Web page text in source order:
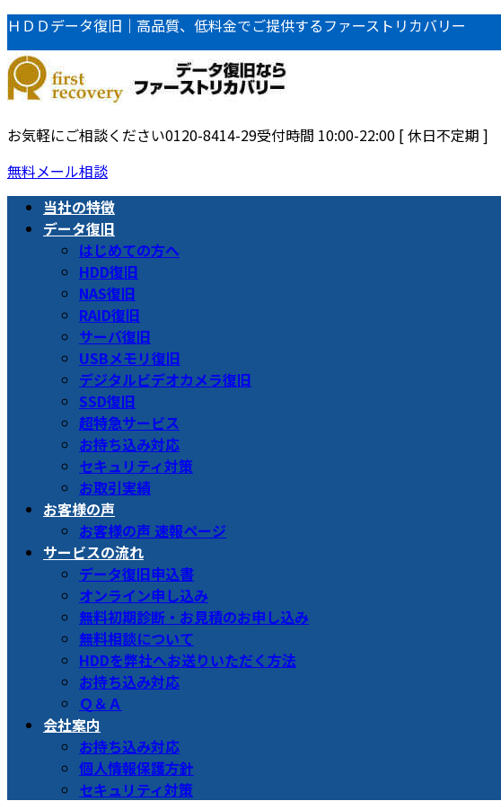
コ
ン
テ
ン
へ
キ
ッ
ナ
ビ
ゲ
ー
ョ
に
移
ＨＤＤデータ復旧｜高品質、低料金でご提供するファーストリカバリー
お気軽にご相談ください0120-8414-29受付時間 10:00-22:00 [ 休日不定期 ]
無料メール相談
当社の特徴
データ復旧
はじめての方へ
HDD復旧
NAS復旧
RAID復旧
サーバ復旧
USBメモリ復旧
デジタルビデオカメラ復旧
SSD復旧
超特急サービス
お持ち込み対応
セキュリティ対策
お取引実績
お客様の声
お客様の声 速報ページ
サービスの流れ
データ復旧申込書
オンライン申し込み
無料初期診断・お見積のお申し込み
無料相談について
HDDを弊社へお送りいただく方法
お持ち込み対応
Ｑ＆Ａ
会社案内
お持ち込み対応
個人情報保護方針
セキュリティ対策